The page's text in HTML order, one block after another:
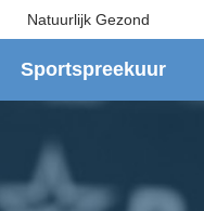
Natuurlijk Gezond
Sportspreekuur